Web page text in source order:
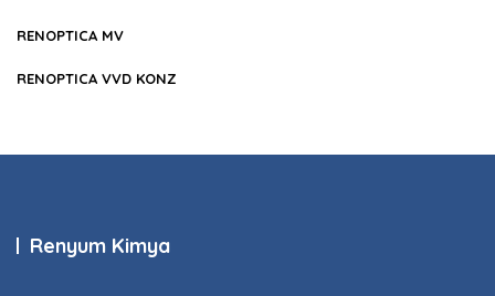
RENOPTICA MV
RENOPTICA VVD KONZ
Renyum Kimya